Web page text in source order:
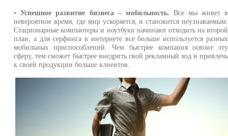
•Успешное развитие бизнеса – мобильность. Все мы живет в
невероятное время, где мир ускоряется, и становится неузнаваемым.
Стационарные компьютеры и ноутбуки начинают отходить на второй
план, а для серфинга в интернете все больше используется разных
мобильных приспособлений. Чем быстрее компания освоит эту
сферу, тем сможет быстрее внедрить свой рекламный ход и привлечь
к своей продукции больше клиентов.